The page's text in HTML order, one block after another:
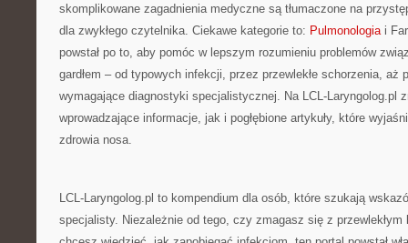
skomplikowane zagadnienia medyczne są tłumaczone na
dla zwykłego czytelnika. Ciekawe kategorie to: Pulmonologiai
powstał po to, aby pomóc w lepszym rozumieniu problemów
gardłem – od typowych infekcji, przez przewlekłe schorzenia, aż
wymagające diagnostyki specjalistycznej. Na LCL-Laryngolog.pl
wprowadzające informacje, jak i pogłębione artykuły, które
zdrowia nosa.
LCL-Laryngolog.pl to kompendium dla osób, które szukają
specjalisty. Niezależnie od tego, czy zmagasz się z